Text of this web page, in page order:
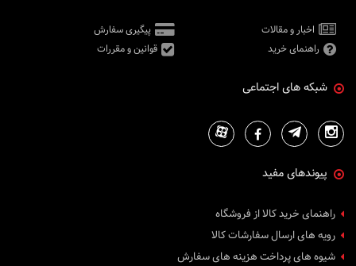
اخبار و مقالات
پیگیری سفارش
راهنمای خرید
قوانین و مقررات
شبکه های اجتماعی
پیوندهای مفید
راهنمای خرید کالا از فروشگاه
رویه های ارسال سفارشات کالا
شیوه های پرداخت هزینه های سفارش